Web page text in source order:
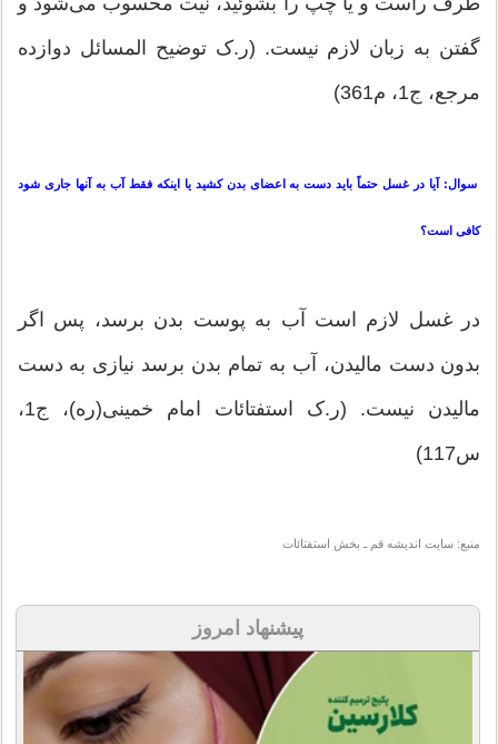
گفتن به زبان لازم نیست. (ر.ک توضیح المسائل دوازده
مرجع، ج1، م361)
سوال: آیا در غسل حتماً باید دست به اعضای بدن كشید یا اینكه فقط آب به آنها جاری شود
كافی است؟
در غسل لازم است آب به پوست بدن برسد، پس اگر
بدون دست مالیدن، آب به تمام بدن برسد نیازی به دست
مالیدن نیست. (ر.ک استفتائات امام خمینی(ره)، ج1،
س117)
منبع: سایت اندیشه قم ـ بخش استفتائات
پیشنهاد امروز